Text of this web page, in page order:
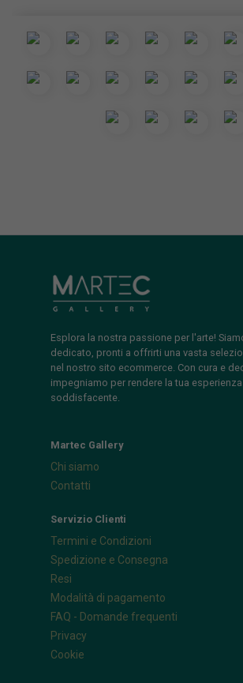
Esplora la nostra passione per l'arte!
dedicato, pronti a offrirti una vasta
nel nostro sito ecommerce. Con cura e
impegniamo per rendere la tua
soddisfacente.
Martec Gallery
Chi siamo
Contatti
Servizio Clienti
Termini e Condizioni
Spedizione e Consegna
Resi
Modalità di pagamento
FAQ - Domande frequenti
Privacy
Cookie